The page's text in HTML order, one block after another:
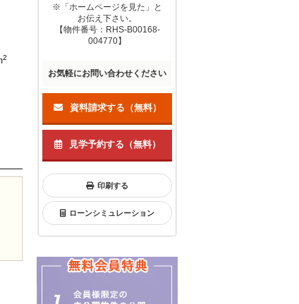
2
※「ホームページを見た」
と
お伝え下さい。
【物件番号：RHS-B00168-
004770】
お気軽にお問い合わせください
資料請求する（無料）
見学予約する（無料）
印刷する
ローンシミュレーション